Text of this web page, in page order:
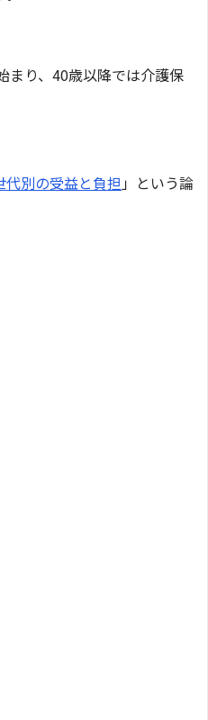
まり、40歳以降では介護保
別の受益と負担 」という論